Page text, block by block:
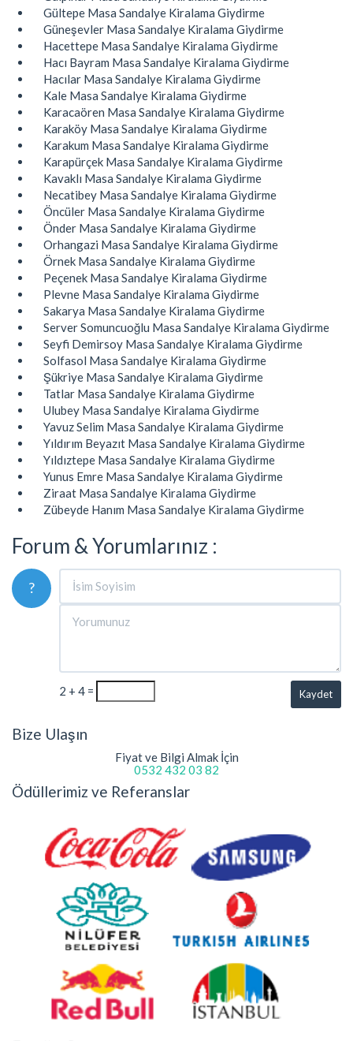
Gültepe Masa Sandalye Kiralama Giydirme
Güneşevler Masa Sandalye Kiralama Giydirme
Hacettepe Masa Sandalye Kiralama Giydirme
Hacı Bayram Masa Sandalye Kiralama Giydirme
Hacılar Masa Sandalye Kiralama Giydirme
Kale Masa Sandalye Kiralama Giydirme
Karacaören Masa Sandalye Kiralama Giydirme
Karaköy Masa Sandalye Kiralama Giydirme
Karakum Masa Sandalye Kiralama Giydirme
Karapürçek Masa Sandalye Kiralama Giydirme
Kavaklı Masa Sandalye Kiralama Giydirme
Necatibey Masa Sandalye Kiralama Giydirme
Öncüler Masa Sandalye Kiralama Giydirme
Önder Masa Sandalye Kiralama Giydirme
Orhangazi Masa Sandalye Kiralama Giydirme
Örnek Masa Sandalye Kiralama Giydirme
Peçenek Masa Sandalye Kiralama Giydirme
Plevne Masa Sandalye Kiralama Giydirme
Sakarya Masa Sandalye Kiralama Giydirme
Server Somuncuoğlu Masa Sandalye Kiralama Giydirme
Seyfi Demirsoy Masa Sandalye Kiralama Giydirme
Solfasol Masa Sandalye Kiralama Giydirme
Şükriye Masa Sandalye Kiralama Giydirme
Tatlar Masa Sandalye Kiralama Giydirme
Ulubey Masa Sandalye Kiralama Giydirme
Yavuz Selim Masa Sandalye Kiralama Giydirme
Yıldırım Beyazıt Masa Sandalye Kiralama Giydirme
Yıldıztepe Masa Sandalye Kiralama Giydirme
Yunus Emre Masa Sandalye Kiralama Giydirme
Ziraat Masa Sandalye Kiralama Giydirme
Zübeyde Hanım Masa Sandalye Kiralama Giydirme
Forum & Yorumlarınız :
?
2 + 4 = Kaydet
Bize Ulaşın
Fiyat ve Bilgi Almak İçin
0532 432 03 82
Ödüllerimiz ve Referanslar